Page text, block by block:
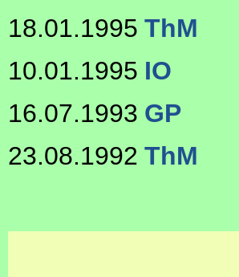
18.01.1995 ThM
10.01.1995 IO
16.07.1993 GP
23.08.1992 ThM